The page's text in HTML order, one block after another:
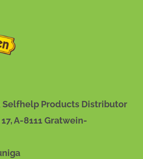
Selfhelp Products Distributor
A-8111 Gratwein-